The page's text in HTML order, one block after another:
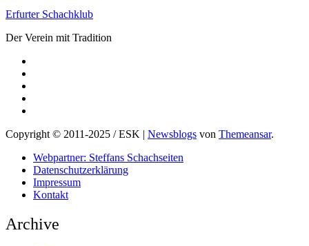
Erfurter Schachklub
Der Verein mit Tradition
Copyright © 2011-2025 / ESK | Newsblogs von Themeansar.
Webpartner: Steffans Schachseiten
Datenschutzerklärung
Impressum
Kontakt
Archive